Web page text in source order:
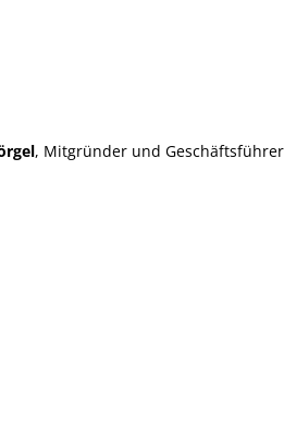
, Mitgründer und Geschäftsführer